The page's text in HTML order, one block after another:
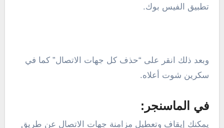
تطبيق الفيس بوك.
وبعد ذلك انقر على “حذف كل جهات الاتصال” كما في
سكرين شوت أعلاه.
في الماسنجر:
يمكنك إيقاف وتعطيل مزامنة جهات الاتصال عن طريق